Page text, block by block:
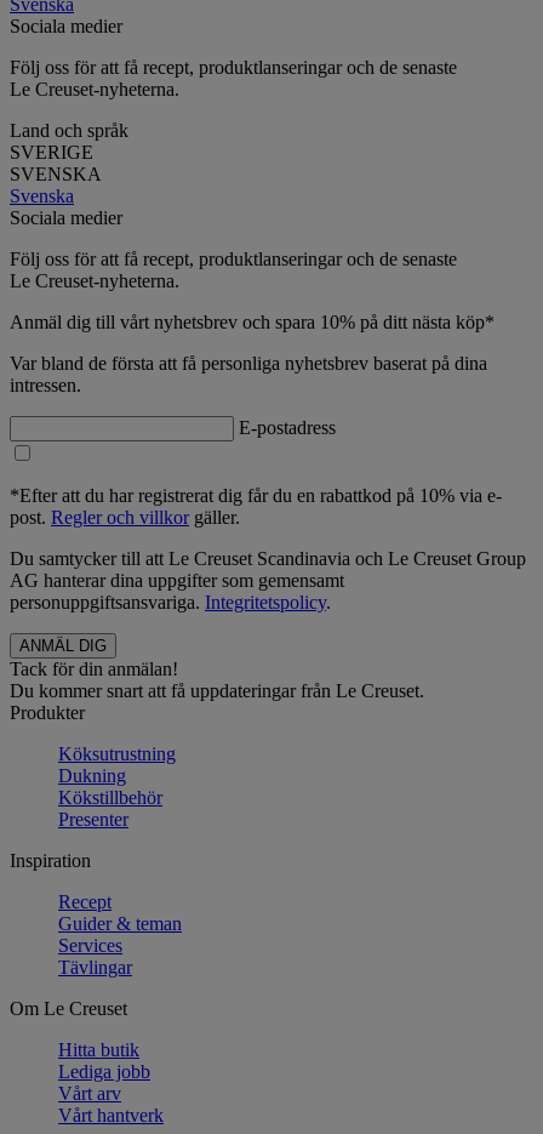
Sociala medier
Följ oss för att få recept, produktlanseringar och de senaste
Le Creuset-nyheterna.
Land och språk
SVERIGE
SVENSKA
Svenska
Sociala medier
Följ oss för att få recept, produktlanseringar och de senaste
Le Creuset-nyheterna.
Anmäl dig till vårt nyhetsbrev och spara 10% på ditt nästa köp*
Var bland de första att få personliga nyhetsbrev baserat på dina
intressen.
E-postadress
*Efter att du har registrerat dig får du en rabattkod på 10% via e-
post. Regler och villkorgäller.
Du samtycker till att Le Creuset Scandinavia och Le Creuset Group
AG hanterar dina uppgifter som gemensamt
personuppgiftsansvariga. Integritetspolicy.
Tack för din anmälan!
Du kommer snart att få uppdateringar från Le Creuset.
Produkter
Köksutrustning
Dukning
Kökstillbehör
Presenter
Inspiration
Recept
Guider & teman
Services
Tävlingar
Om Le Creuset
Hitta butik
Lediga jobb
Vårt arv
Vårt hantverk